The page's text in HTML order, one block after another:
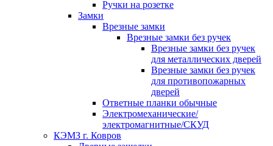
Ручки на розетке
Замки
Врезные замки
Врезные замки без ручек
Врезные замки без ручек
для металлических дверей
Врезные замки без ручек
для противопожарных
дверей
Ответные планки обычные
Электромеханические/
электромагнитные/СКУД
КЭМЗ г. Ковров